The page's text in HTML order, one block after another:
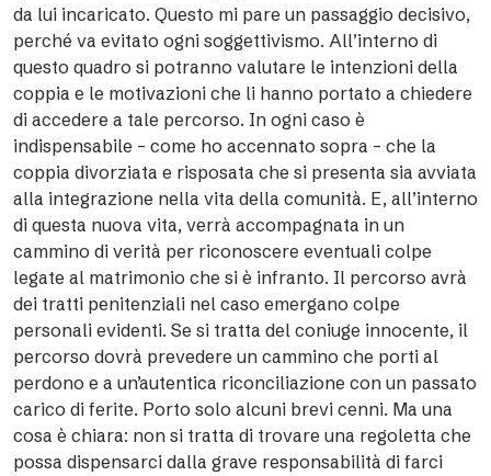
da lui incaricato. Questo mi pare un passaggio decisivo,
perché va evitato ogni soggettivismo. All’interno di
questo quadro si potranno valutare le intenzioni della
coppia e le motivazioni che li hanno portato a chiedere
di accedere a tale percorso. In ogni caso è
indispensabile – come ho accennato sopra – che la
coppia divorziata e risposata che si presenta sia avviata
alla integrazione nella vita della comunità. E, all’interno
di questa nuova vita, verrà accompagnata in un
cammino di verità per riconoscere eventuali colpe
legate al matrimonio che si è infranto. Il percorso avrà
dei tratti penitenziali nel caso emergano colpe
personali evidenti. Se si tratta del coniuge innocente, il
percorso dovrà prevedere un cammino che porti al
perdono e a un’autentica riconciliazione con un passato
carico di ferite. Porto solo alcuni brevi cenni. Ma una
cosa è chiara: non si tratta di trovare una regoletta che
possa dispensarci dalla grave responsabilità di farci